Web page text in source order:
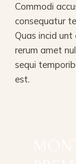
Commodi
consequatur
Quas incid
rerum amet
sequi
est.